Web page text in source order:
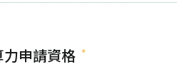
申請資格